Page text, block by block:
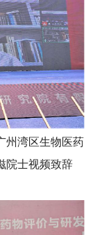
州湾区生物医药
院士视频致辞